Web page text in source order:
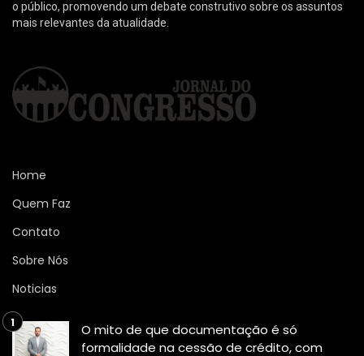
o público, promovendo um debate construtivo sobre os assuntos
mais relevantes da atualidade.
Home
Quem Faz
Contato
Sobre Nós
Noticias
O mito de que documentação é só
formalidade na cessão de crédito, com